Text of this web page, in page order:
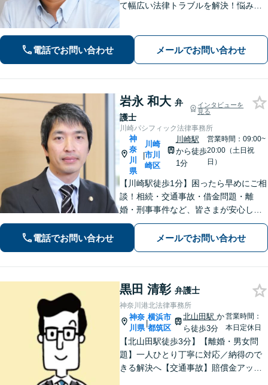
て幅広い法律トラブルを解決！悩みに
ークの軽さが強み」男性・女性弁護士
が所属し多角的な視点から解決へ尽力
電話でお問い合わせ メールでお問い合わせ
岩永 和大 弁
護士
インタビューを
見る
川崎パシフィック法律事務所
神
奈
川
県
|
川崎
市川
崎区
川崎駅
から徒歩
1分
営業時間：09:00~
20:00（土日祝
日）
【川崎駅徒歩1分】困ったら早めにご相
談！相続・交通事故・借金問題・離
婚・刑事事件など、皆さまが安心して
暮らせるように問題解決に尽力しま
す。【地元密着】クチコミ・リピータ
ーの方も多数。「こんなことで」と思
電話でお問い合わせ メールでお問い合わせ
黒田 清彰 弁護士
神奈川港北法律事務所
神奈
川県
|
横浜市
都筑区
北山田駅か
ら徒歩3分
営業時間：
本日定休日
【北山田駅徒歩3分】【離婚・男女問
題】一人ひとり丁寧に対応／納得ので
きる解決へ【交通事故】賠償金アップ